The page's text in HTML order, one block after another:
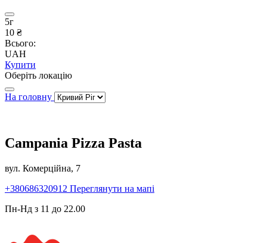
5г
10 ₴
Всього:
UAH
Купити
Оберіть локацію
На головну
Campania Pizza Pasta
вул. Комерційна, 7
+380686320912 Переглянути на мапі
Пн-Нд з 11 до 22.00